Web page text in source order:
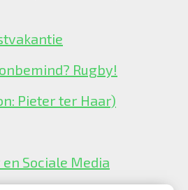
Rugby!
Pieter ter Haar)
Sociale Media